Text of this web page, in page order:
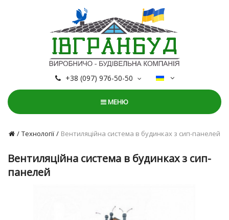
+38 (097) 976-50-50
МЕНЮ
Технології Вентиляційна система в будинках з сип-панелей
Вентиляційна система в будинках з сип-
панелей